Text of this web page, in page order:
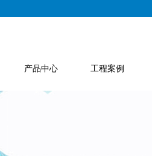
产品中心 工程案例